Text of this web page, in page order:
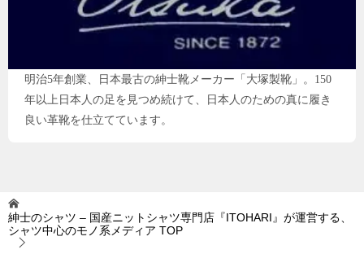
明治5年創業、日本最古の紳士靴メーカー「大塚製靴」。150
年以上日本人の足を見つめ続けて、日本人のための真に履き
良い革靴を仕立てています。
紳士のシャツ – 国産ニットシャツ専門店『ITOHARI』が運営する、
シャツ中心のモノ系メディア TOP